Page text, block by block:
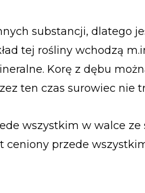
substancji, dlatego
tej rośliny wchodzą
Korę z dębu
ten czas surowiec nie
wszystkim w walce
ceniony przede